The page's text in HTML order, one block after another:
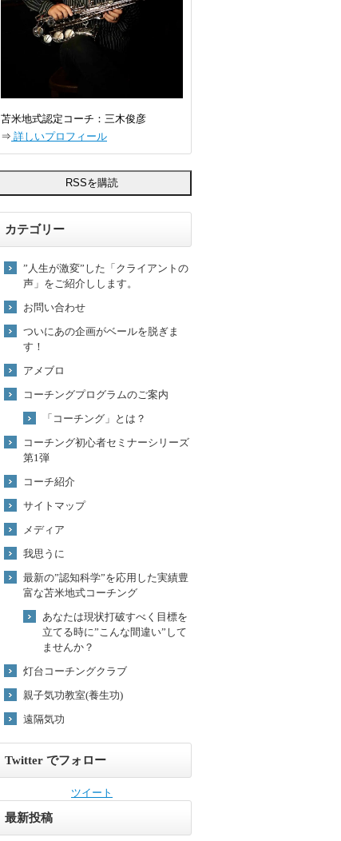
苫米地式認定コーチ：三木俊彦
⇒ 詳しいプロフィール
カテゴリー
”人生が激変”した「クライアントの
声」をご紹介しします。
お問い合わせ
ついにあの企画がベールを脱ぎま
す！
アメブロ
コーチングプログラムのご案内
「コーチング」とは？
コーチング初心者セミナーシリーズ
第1弾
コーチ紹介
サイトマップ
メディア
我思うに
最新の”認知科学”を応用した実績豊
富な苫米地式コーチング
あなたは現状打破すべく目標を
立てる時に”こんな間違い”して
ませんか？
灯台コーチングクラブ
親子気功教室(養生功)
遠隔気功
Twitter でフォロー
ツイート
最新投稿